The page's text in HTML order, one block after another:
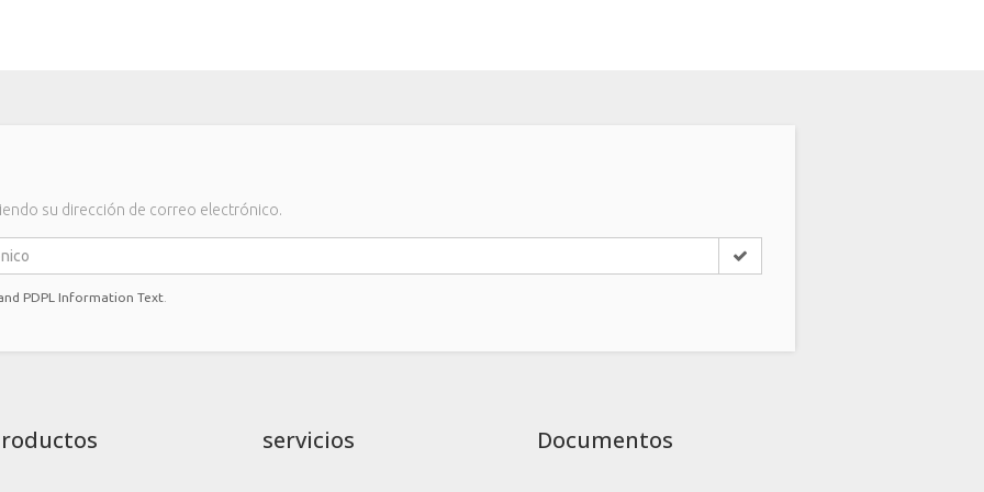
su dirección de correo electrónico.
PDPL Information Text
servicios Documentos